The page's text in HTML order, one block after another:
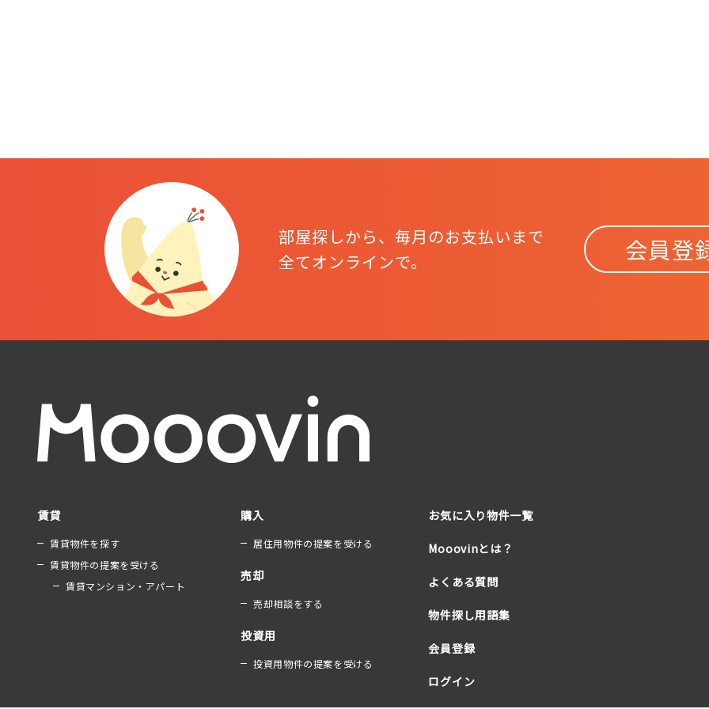
部屋探しから、毎月のお支払いまで
全てオンラインで。
会員登
賃貸
賃貸物件を探す
賃貸物件の提案を受ける
賃貸マンション・アパート
購入
居住用物件の提案を受ける
売却
売却相談をする
投資用
投資用物件の提案を受ける
お気に入り物件一覧
Mooovinとは？
よくある質問
物件探し用語集
会員登録
ログイン